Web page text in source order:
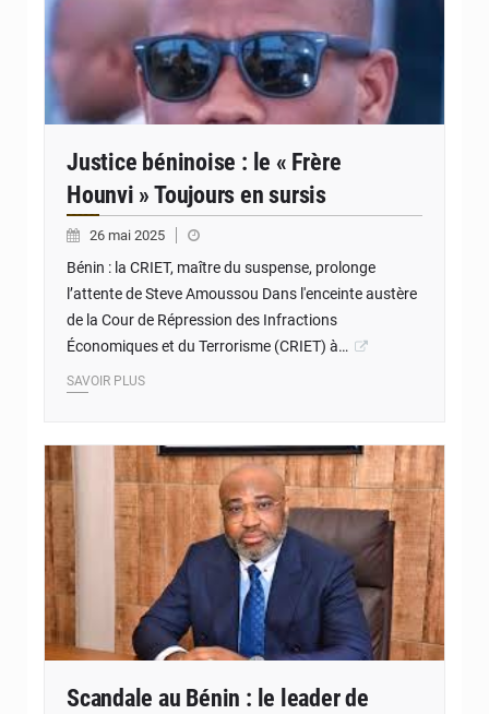
Justice béninoise : le « Frère
Hounvi » Toujours en sursis
26 mai 2025
Bénin : la CRIET, maître du suspense, prolonge
l’attente de Steve Amoussou Dans l'enceinte austère
de la Cour de Répression des Infractions
Économiques et du Terrorisme (CRIET) à…
SAVOIR PLUS
Scandale au Bénin : le leader de